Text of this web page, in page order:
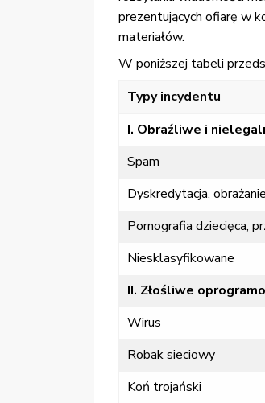
prezentujących ofiarę w
materiałów.
W poniższej tabeli
Typy incydentu
I. Obraźliwe i
Spam
Dyskredytacja, obrażanie
Pornografia dziecięca,
Niesklasyfikowane
II. Złośliwe
Wirus
Robak sieciowy
Koń trojański